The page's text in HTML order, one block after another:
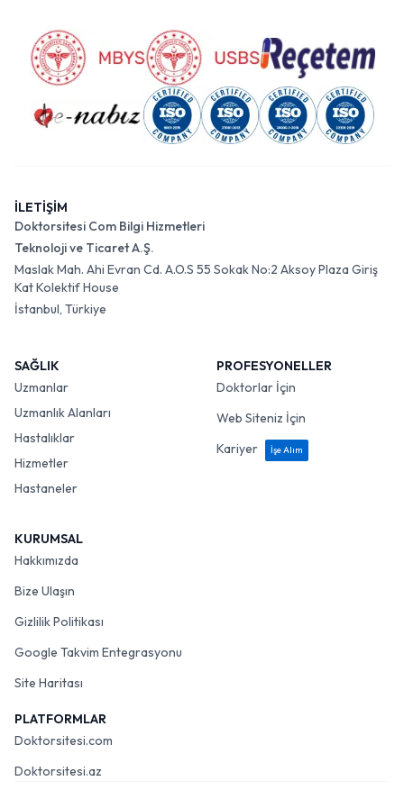
İLETİŞİM
Doktorsitesi Com Bilgi Hizmetleri
Teknoloji ve Ticaret A.Ş.
Maslak Mah. Ahi Evran Cd. A.O.S 55 Sokak No:2 Aksoy Plaza Giriş
Kat Kolektif House
İstanbul, Türkiye
SAĞLIK
Uzmanlar
Uzmanlık Alanları
Hastalıklar
Hizmetler
Hastaneler
PROFESYONELLER
Doktorlar İçin
Web Siteniz İçin
Kariyer
İşe Alım
KURUMSAL
Hakkımızda
Bize Ulaşın
Gizlilik Politikası
Google Takvim Entegrasyonu
Site Haritası
PLATFORMLAR
Doktorsitesi.com
Doktorsitesi.az